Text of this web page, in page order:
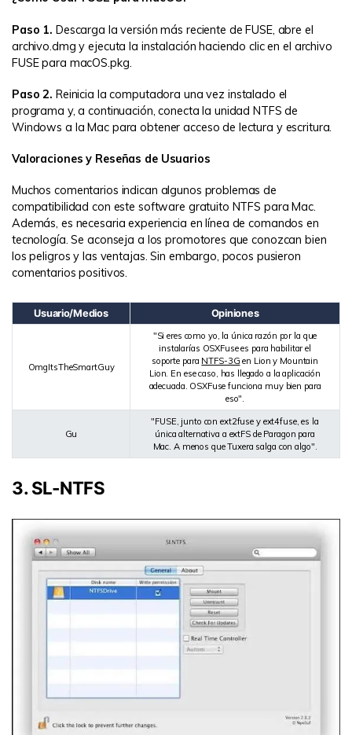
Paso 1. Descarga la versión más reciente de FUSE, abre el
archivo.dmg y ejecuta la instalación haciendo clic en el archivo
FUSE para macOS.pkg.
Paso 2. Reinicia la computadora una vez instalado el
programa y, a continuación, conecta la unidad NTFS de
Windows a la Mac para obtener acceso de lectura y escritura.
Valoraciones y Reseñas de Usuarios
Muchos comentarios indican algunos problemas de
compatibilidad con este software gratuito NTFS para Mac.
Además, es necesaria experiencia en línea de comandos en
tecnología. Se aconseja a los promotores que conozcan bien
los peligros y las ventajas. Sin embargo, pocos pusieron
comentarios positivos.
Usuario/Medios Opiniones
OmgItsTheSmartGuy
"Si eres como yo, la única razón por la que
instalarías OSXFuse es para habilitar el
soporte para NTFS-3G en Lion y Mountain
Lion. En ese caso, has llegado a la aplicación
adecuada. OSXFuse funciona muy bien para
eso".
Gu
"FUSE, junto con ext2fuse y ext4fuse, es la
única alternativa a extFS de Paragon para
Mac. A menos que Tuxera salga con algo".
3. SL-NTFS